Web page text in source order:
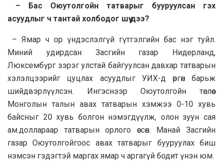
– Бас Оюутолгойн татварыг бууруулсан гэх
асуудлыг ч тантай холбодог шүү дээ?
– Ямар ч ор үндэслэлгүй гүтгэлгийн бас нэг туйл.
Миний удирдсан Засгийн газар Нидерланд,
Люксембүрг зэрэг улстай байгуулсан давхар татварын
хэлэлцээрийг цуцлах асуудлыг УИХ-д өргөн барьж
шийдвэрлүүлсэн. Ингэснээр Оюутолгойн төслөөс
Монголын талын авах татварын хэмжээ 0-10 хувь
байсныг 20 хувь болгон нэмэгдүүлж, олон зуун сая
ам.доллараар татварын орлого өссөн. Манай Засгийн
газар Оюутолгойгоос авах татварыг бууруулах биш
нэмсэн гэдэгтэй маргах ямар ч аргагүй бодит үнэн юм.